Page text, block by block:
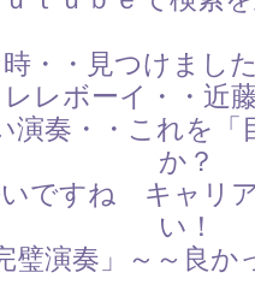
・・見つけまし
レボーイ・・近
演奏・・これを
か？
ですね キャリ
い！
璧演奏」～～良